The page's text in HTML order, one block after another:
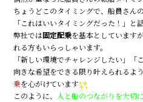
ちょうどこのタイミングで、船員さん
「これはいいタイミングだった！」と
弊社では固定配乗を基本としています
れる方もいらっしゃいます。
「新しい環境でチャレンジしたい」
向きな希望をできる限り叶えられるよ
乗を心がけています
このように、 人と船のつながりを大切